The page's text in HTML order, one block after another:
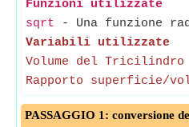
Funzioni utilizzate
sqrt - Una funzione
Variabili utilizzate
Volume del Tricilindro
Rapporto superficie/
PASSAGGIO 1: conversione